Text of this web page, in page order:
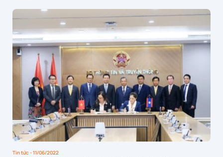
Tin tức- 11/06/2022